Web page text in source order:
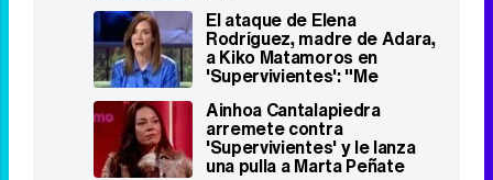
El ataque de Elena
Rodríguez, madre de Adara,
a Kiko Matamoros en
'Supervivientes': "Me
recuerdas a mi bisabuelo"
Ainhoa Cantalapiedra
arremete contra
'Supervivientes' y le lanza
una pulla a Marta Peñate